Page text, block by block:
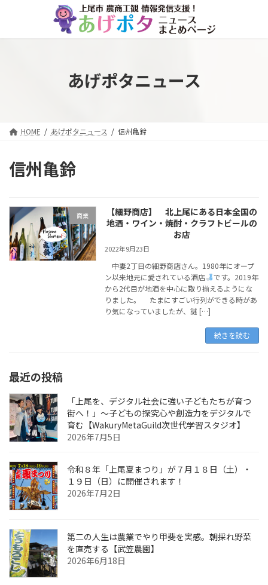
ン
ー
あげポタニュース
HOME あげポタニュース 信州亀鈴
信州亀鈴
商業
【細野商店】 北上尾にある日本全国の
地酒・ワイン・焼酎・クラフトビールの
お店
2022年9月23日
中妻2丁目の細野商店さん。1980年にオープ
ン以来地元に愛されている酒店
です。2019年
から2代目が地酒を中心に取り揃えるようにな
りました。 たまにすごい行列ができる時があ
り気になっていましたが、謎 […]
続きを読む
最近の投稿
「上尾を、デジタル社会に強い子どもたちが育つ
街へ！」〜子どもの探究心や創造力をデジタルで
育む【WakuryMetaGuild次世代学習スタジオ】
2026年7月5日
令和８年「上尾夏まつり」が７月１８日（土）・
１９日（日）に開催されます！
2026年7月2日
第二の人生は農業でやり甲斐を実感。朝採れ野菜
を直売する【武笠農園】
2026年6月18日